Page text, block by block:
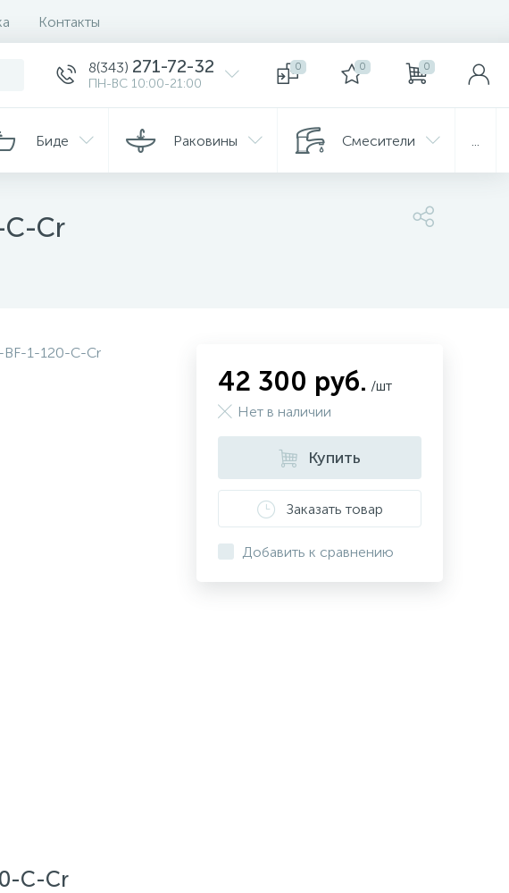
Контакты
8(343) 271-72-32
ПН-ВС 10:00-21:00
0 0 0
Биде Раковины Смесители
C-Cr
1-120-C-Cr
C-Cr
42 300 руб. /шт
Нет в наличии
Купить
Заказать товар
Добавить к сравнению